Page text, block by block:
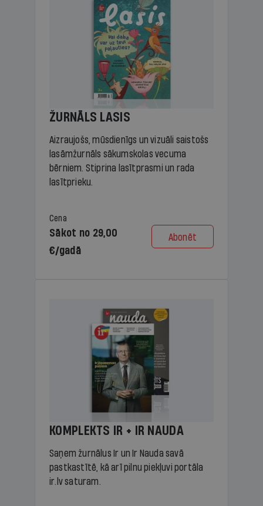
ŽURNĀLS LASIS
Aizraujošs, mūsdienīgs un vizuāli saistošs
lasāmžurnāls sākumskolas vecuma
bērniem. Stiprina lasītprasmi un rada
lasītprieku.
Cena
Sākot no 29,00
€/gadā
Abonēt
KOMPLEKTS IR + IR NAUDA
Saņem žurnālus Ir un Ir Nauda savā
pastkastītē, kā arī pilnu piekļuvi portāla
ir.lv saturam.